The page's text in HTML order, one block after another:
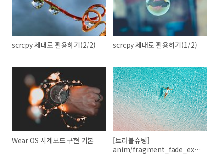
scrcpy 제대로 활용하기(2/2) scrcpy 제대로 활용하기(1/2)
Wear OS 시계모드 구현 기본
[트러블슈팅]
anim/fragment_fade_exit